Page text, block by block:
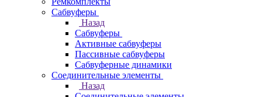
Сабвуферы
Назад
Сабвуферы
Активные сабвуферы
Пассивные сабвуферы
Сабвуферные динамики
Соединительные элементы
Назад